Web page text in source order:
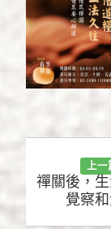
上一
禪關後，
覺察